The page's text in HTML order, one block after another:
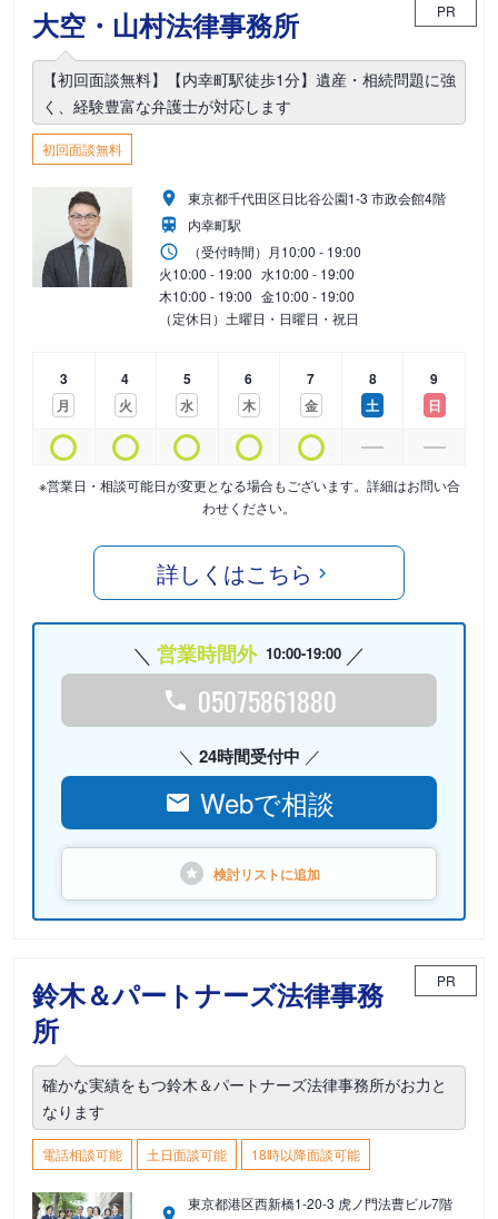
大空・山村法律事務所 PR
【初回面談無料】【内幸町駅徒歩1分】遺産・相続問題に強
く、経験豊富な弁護士が対応します
初回面談無料
東京都千代田区日比谷公園1-3 市政会館4階
内幸町駅
（受付時間） 月10:00 - 19:00
火10:00 - 19:00 水10:00 - 19:00
木10:00 - 19:00 金10:00 - 19:00
（定休日）土曜日・日曜日・祝日
3
月
4
火
5
水
6
木
7
金
8
土
9
日
※営業日・相談可能日が変更となる場合もございます。詳細はお問い合
わせください。
詳しくはこちら
営業時間外 10:00-19:00
05075861880
24時間受付中
Webで相談
検討リストに追加
鈴木＆パートナーズ法律事務
所
PR
確かな実績をもつ鈴木＆パートナーズ法律事務所がお力と
なります
電話相談可能 土日面談可能 18時以降面談可能
東京都港区西新橋1-20-3 虎ノ門法曹ビル7階